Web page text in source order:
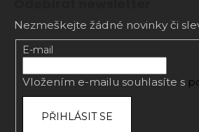
Nezmeškejte žádné novinky či
E-mail
Vložením e-mailu souhlasíte s
PŘIHLÁSIT SE